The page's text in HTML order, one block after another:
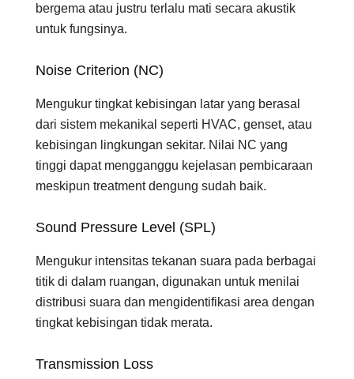
bergema atau justru terlalu mati secara akustik
untuk fungsinya.
Noise Criterion (NC)
Mengukur tingkat kebisingan latar yang berasal
dari sistem mekanikal seperti HVAC, genset, atau
kebisingan lingkungan sekitar. Nilai NC yang
tinggi dapat mengganggu kejelasan pembicaraan
meskipun treatment dengung sudah baik.
Sound Pressure Level (SPL)
Mengukur intensitas tekanan suara pada berbagai
titik di dalam ruangan, digunakan untuk menilai
distribusi suara dan mengidentifikasi area dengan
tingkat kebisingan tidak merata.
Transmission Loss